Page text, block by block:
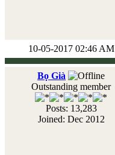
10-05-2017 02:46 AM
Bọ Già
Outstanding member
Posts: 13,283
Joined: Dec 2012